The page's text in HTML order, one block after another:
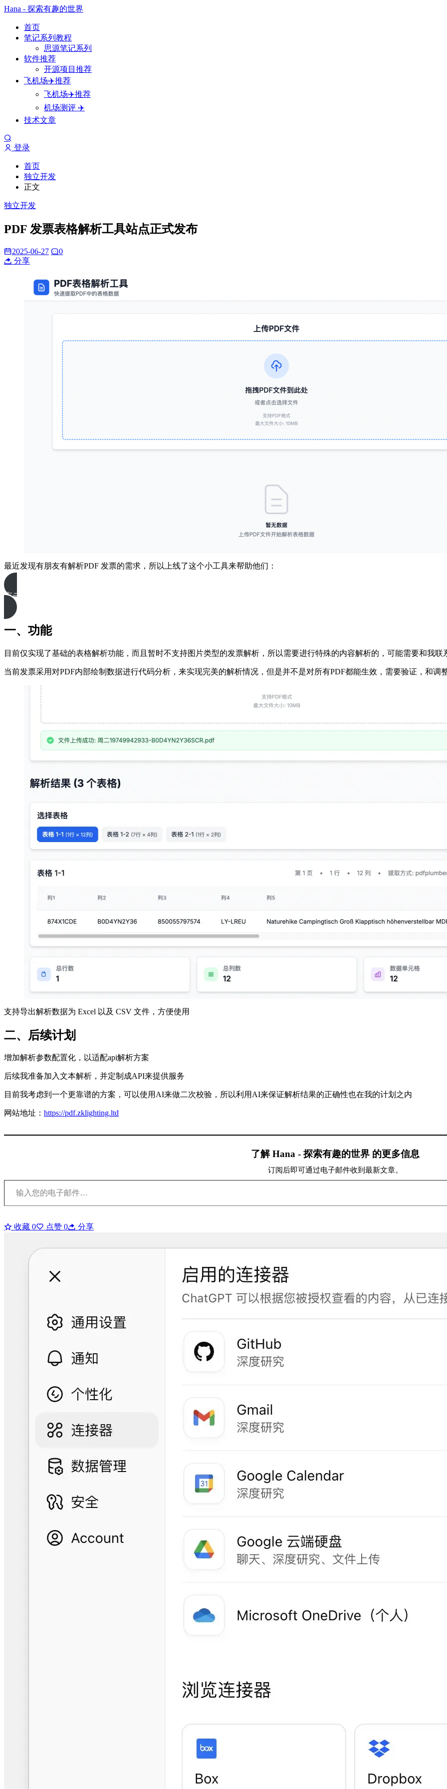
Hana - 探索有趣的世界
首页
笔记系列教程
思源笔记系列
软件推荐
开源项目推荐
飞机场✈️推荐
飞机场✈️推荐
机场测评 ✈️
技术文章
登录
首页
独立开发
正文
独立开发
PDF 发票表格解析工具站点正式发布
2025-06-27
0
分享
最近发现有朋友有解析PDF 发票的需求，所以上线了这个小工具来帮助他们：
点击跳转
一、功能
目前仅实现了基础的表格解析功能，而且暂时不支持图片类型的发票解析，所以需要进行特殊的内容解析的，可能需要和我联
当前发票采用对PDF内部绘制数据进行代码分析，来实现完美的解析情况，但是并不是对所有PDF都能生效，需要验证，和调
支持导出解析数据为 Excel 以及 CSV 文件，方便使用
二、后续计划
增加解析参数配置化，以适配api解析方案
后续我准备加入文本解析，并定制成API来提供服务
目前我考虑到一个更靠谱的方案，可以使用AI来做二次校验，所以利用AI来保证解析结果的正确性也在我的计划之内
网站地址： https://pdf.zklighting.ltd
了解 Hana - 探索有趣的世界 的更多信息
订阅后即可通过电子邮件收到最新文章。
输入您的电子邮件…
收藏 0 点赞 0 分享